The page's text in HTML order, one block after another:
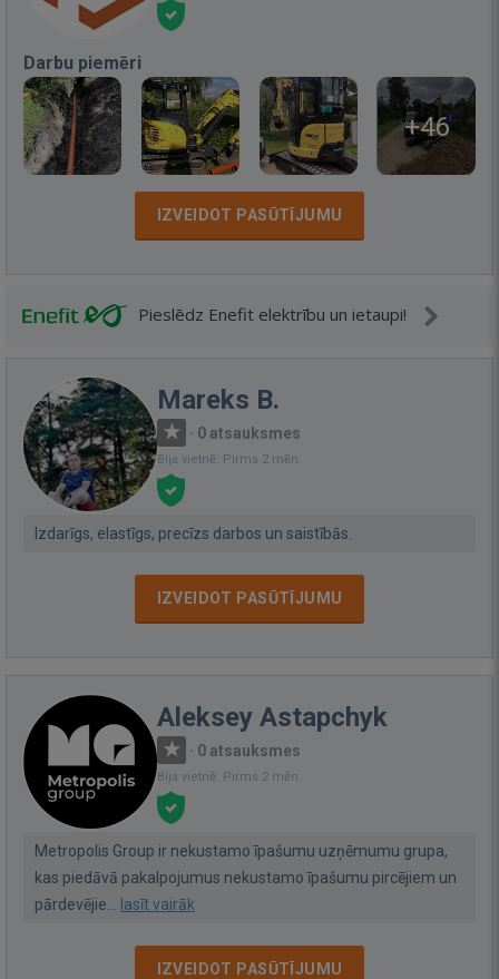
Darbu piemēri
+46
IZVEIDOT PASŪTĪJUMU
Pieslēdz Enefit elektrību un ietaupi!
Mareks B.
· 0 atsauksmes
Bija vietnē: Pirms 2 mēn.
Izdarīgs, elastīgs, precīzs darbos un saistībās.
IZVEIDOT PASŪTĪJUMU
Aleksey Astapchyk
· 0 atsauksmes
Bija vietnē: Pirms 2 mēn.
Metropolis Group ir nekustamo īpašumu uzņēmumu grupa,
kas piedāvā pakalpojumus nekustamo īpašumu pircējiem un
pārdevējie... lasīt vairāk
IZVEIDOT PASŪTĪJUMU